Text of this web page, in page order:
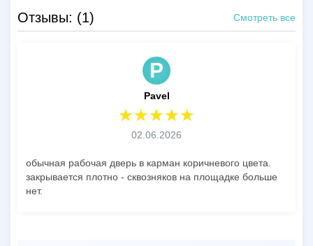
Отзывы: (1) Смотреть все
P
Pavel
02.06.2026
обычная рабочая дверь в карман коричневого цвета.
закрывается плотно - сквозняков на площадке больше
нет.